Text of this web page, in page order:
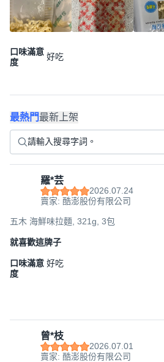
口味滿意
度
好吃
最熱門最新上架
羅*芸
2026.07.24
賣家: 酷澎股份有限公司
五木 海鮮味拉麵, 321g, 3包
就喜歡這牌子
口味滿意
度
好吃
曾*枝
2026.07.01
賣家: 酷澎股份有限公司